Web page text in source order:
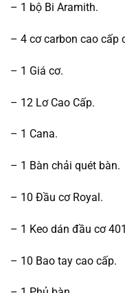
– 1 bộ Bi Aramith.
– 4 cơ carbon cao cấp
– 1 Giá cơ.
– 12 Lơ Cao Cấp.
– 1 Cana.
– 1 Bàn chải quét bàn.
– 10 Đầu cơ Royal.
– 1 Keo dán đầu cơ
– 10 Bao tay cao cấp.